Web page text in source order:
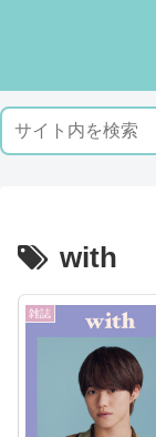
with
雑誌